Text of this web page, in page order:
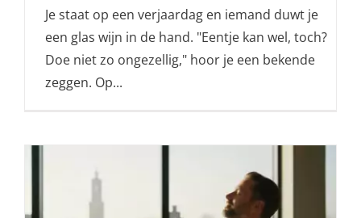
Je staat op een verjaardag en iemand duwt je
een glas wijn in de hand. "Eentje kan wel, toch?
Doe niet zo ongezellig," hoor je een bekende
zeggen. Op...